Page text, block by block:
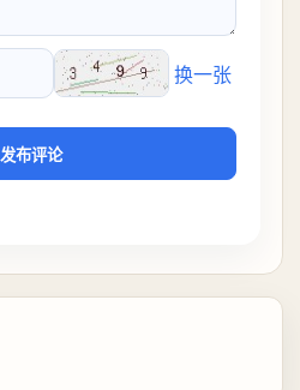
换一张
发布评论